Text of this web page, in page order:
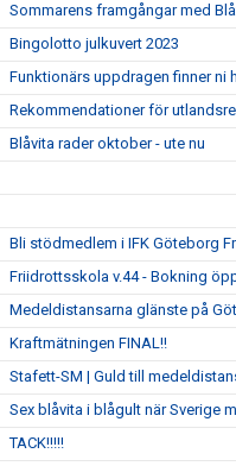
Sommarens framgångar med
Bingolotto julkuvert 2023
Funktionärs uppdragen finner ni
Rekommendationer för
Blåvita rader oktober - ute nu
Bli stödmedlem i IFK Göteborg
Friidrottsskola v.44 - Bokning
Medeldistansarna glänste på
Kraftmätningen FINAL!!
Stafett-SM | Guld till
Sex blåvita i blågult när Sverige
TACK!!!!!